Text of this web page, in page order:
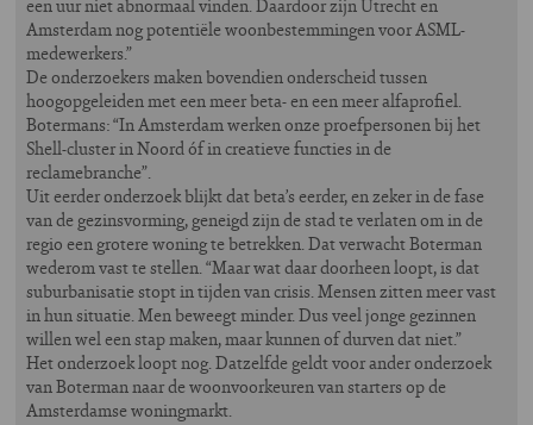
een uur niet abnormaal vinden. Daardoor zijn Utrecht en
Amsterdam nog potentiële woonbestemmingen voor ASML-
medewerkers.”
De onderzoekers maken bovendien onderscheid tussen
hoogopgeleiden met een meer beta- en een meer alfaprofiel.
Botermans: “In Amsterdam werken onze proefpersonen bij het
Shell-cluster in Noord óf in creatieve functies in de
reclamebranche”.
Uit eerder onderzoek blijkt dat beta’s eerder, en zeker in de fase
van de gezinsvorming, geneigd zijn de stad te verlaten om in de
regio een grotere woning te betrekken. Dat verwacht Boterman
wederom vast te stellen. “Maar wat daar doorheen loopt, is dat
suburbanisatie stopt in tijden van crisis. Mensen zitten meer vast
in hun situatie. Men beweegt minder. Dus veel jonge gezinnen
willen wel een stap maken, maar kunnen of durven dat niet.”
Het onderzoek loopt nog. Datzelfde geldt voor ander onderzoek
van Boterman naar de woonvoorkeuren van starters op de
Amsterdamse woningmarkt.